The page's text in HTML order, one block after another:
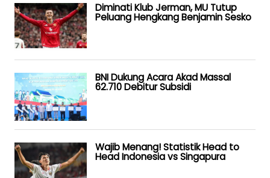
Diminati Klub Jerman, MU Tutup
Peluang Hengkang Benjamin Sesko
BNI Dukung Acara Akad Massal
62.710 Debitur Subsidi
Wajib Menang! Statistik Head to
Head Indonesia vs Singapura